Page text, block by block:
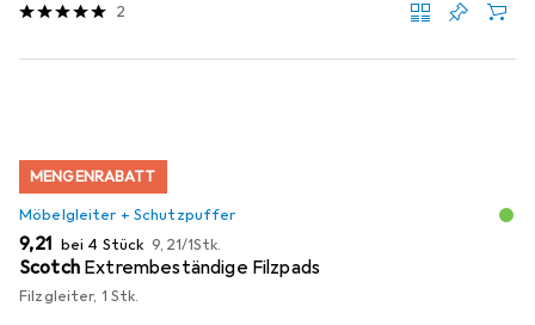
2
MENGENRABATT
Möbelgleiter + Schutzpuffer
EUR
9,21 bei 4 Stück EUR
9,21/1Stk.
Scotch Extrembeständige Filzpads
Filzgleiter, 1 Stk.